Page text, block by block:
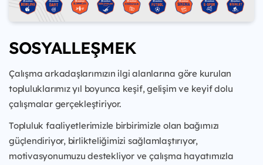
SOSYALLEŞMEK
Çalışma arkadaşlarımızın ilgi alanlarına göre kurulan
topluluklarımız yıl boyunca keşif, gelişim ve keyif dolu
çalışmalar gerçekleştiriyor.
Topluluk faaliyetlerimizle birbirimizle olan bağımızı
güçlendiriyor, birlikteliğimizi sağlamlaştırıyor,
motivasyonumuzu destekliyor ve çalışma hayatımızla